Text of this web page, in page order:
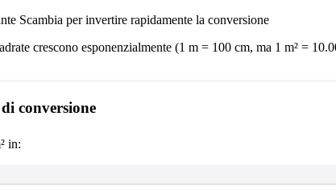
Scambia per invertire rapidamente la conversione
crescono esponenzialmente (1 m = 100 cm, ma 1 m² =
conversione
in: